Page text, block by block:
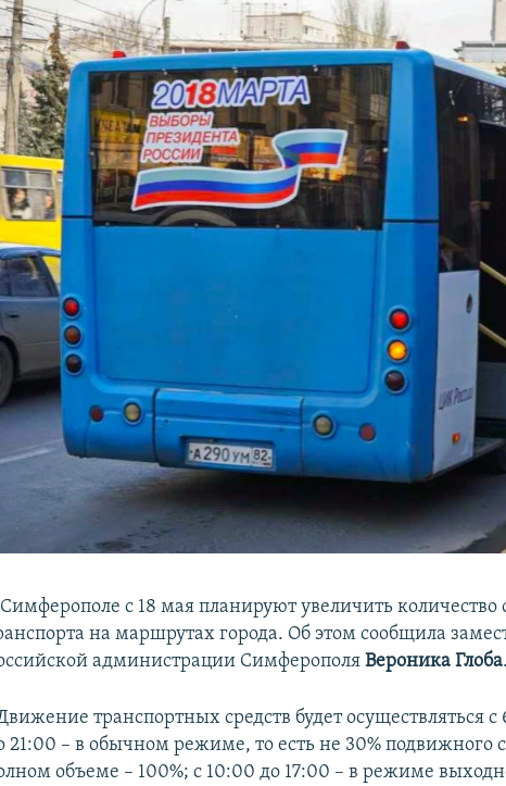
с 18 мая планируют увеличить количество
на маршрутах города. Об этом сообщила
администрации СимферополяВероника Глоба.
транспортных средств будет осуществляться
21:00 – в обычном режиме, то есть не 30% подвижного
объеме – 100%; с 10:00 до 17:00 – в режиме